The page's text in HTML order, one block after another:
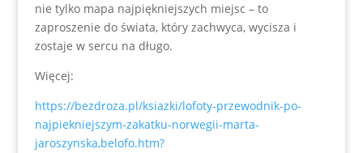
nie tylko mapa najpiękniejszych miejsc – to
zaproszenie do świata, który zachwyca, wycisza i
zostaje w sercu na długo.
Więcej:
https://bezdroza.pl/ksiazki/lofoty-przewodnik-po-
najpiekniejszym-zakatku-norwegii-marta-
jaroszynska,belofo.htm?